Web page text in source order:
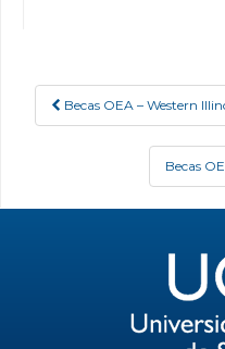
Post navigation
Becas OEA – Western
Becas